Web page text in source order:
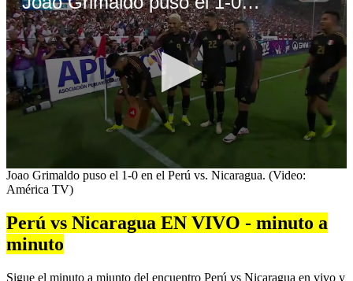
0
seconds
1
minute,
32
seconds
Joao Grimaldo puso el 1-0 en el Perú vs. Nicaragua. (Video:
América TV)
Perú vs Nicaragua EN VIVO - minuto a
minuto
Sigue el minuto a miunto del encuentro Perú vs Nicaragua en vivo y